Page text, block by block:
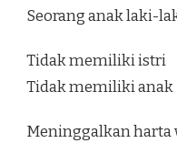
Seorang anak laki-
Tidak memiliki istri
Tidak memiliki anak
Meninggalkan harta